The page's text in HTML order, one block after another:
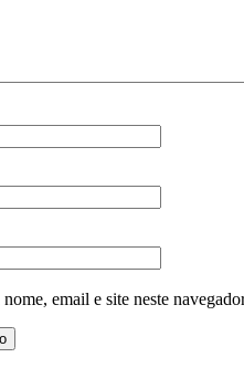
email e site neste